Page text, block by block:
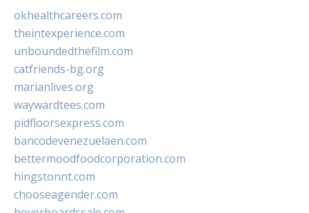
okhealthcareers.com
theintexperience.com
unboundedthefilm.com
catfriends-bg.org
marianlives.org
waywardtees.com
pidfloorsexpress.com
bancodevenezuelaen.com
bettermoodfoodcorporation.com
hingstonnt.com
chooseagender.com